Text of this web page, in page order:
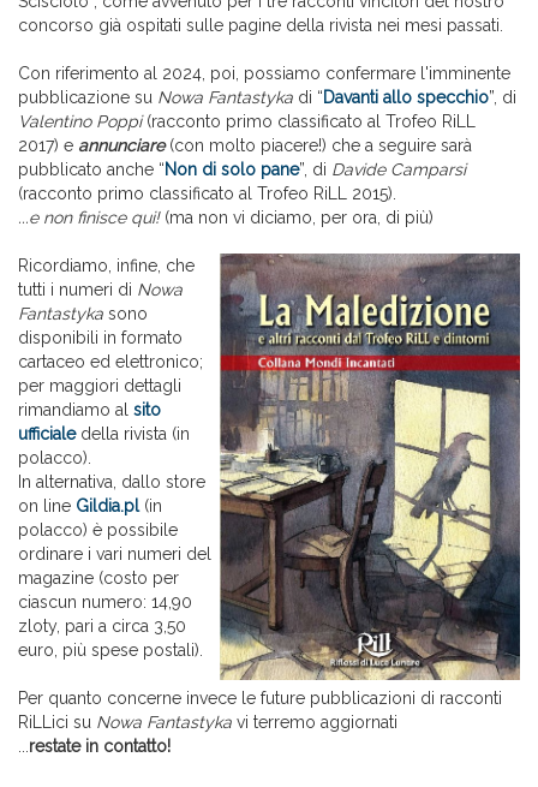
concorso già ospitati sulle pagine della rivista nei mesi passati.
Con riferimento al 2024, poi, possiamo confermare l'imminente
pubblicazione su Nowa Fantastyka di “Davanti allo specchio”, di
Valentino Poppi(racconto primo classificato al Trofeo RiLL
2017) e annunciare(con molto piacere!) che a seguire sarà
pubblicato anche “Non di solo pane”, di Davide Camparsi
(racconto primo classificato al Trofeo RiLL 2015).
...e non finisce qui!(ma non vi diciamo, per ora, di più)
Ricordiamo, infine, che
tutti i numeri di Nowa
Fantastyka sono
disponibili in formato
cartaceo ed elettronico;
per maggiori dettagli
rimandiamo al sito
ufficialedella rivista (in
polacco).
In alternativa, dallo store
on line Gildia.pl(in
polacco) è possibile
ordinare i vari numeri del
magazine (costo per
ciascun numero: 14,90
zloty, pari a circa 3,50
euro, più spese postali).
Per quanto concerne invece le future pubblicazioni di racconti
RiLLici su Nowa Fantastyka vi terremo aggiornati
restate in contatto!